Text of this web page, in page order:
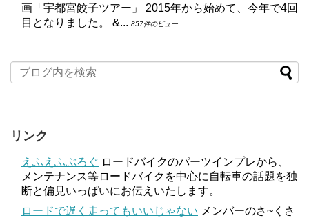
画「宇都宮餃子ツアー」 2015年から始めて、今年で4回
目となりました。 &... 857件のビュー
リンク
えふえふぶろぐ ロードバイクのパーツインプレから、
メンテナンス等ロードバイクを中心に自転車の話題を独
断と偏見いっぱいにお伝えいたします。
ロードで遅く走ってもいいじゃない メンバーのさ~くさ